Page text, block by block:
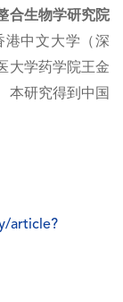
合生物学研究院
港中文大学（深
大学药学院王金
本研究得到中国
article?